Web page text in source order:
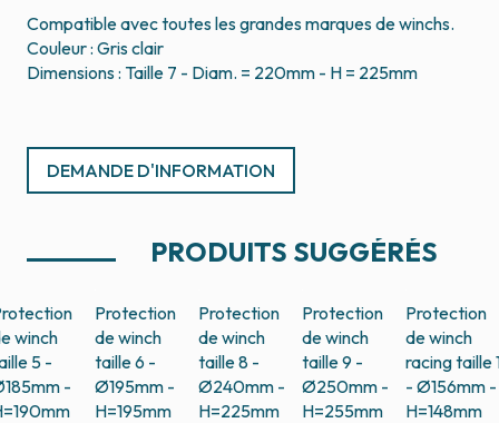
Compatible avec toutes les grandes marques de winchs.
Couleur : Gris clair
Dimensions : Taille 7 - Diam. = 220mm - H = 225mm
DEMANDE D'INFORMATION
PRODUITS SUGGÉRÉS
winch
5 -
-
Protection
de winch
taille 6 -
Ø195mm -
H=195mm
Protection
de winch
taille 8 -
Ø240mm -
H=225mm
Protection
de winch
taille 9 -
Ø250mm -
H=255mm
Protection
de winch
racing taille
- Ø156mm -
H=148mm